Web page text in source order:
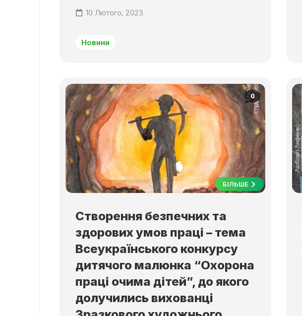
10 Лютого, 2023
Новини
0
БІЛЬШЕ
Створення безпечних та
здорових умов праці – тема
Всеукраїнського конкурсу
дитячого малюнка “Охорона
праці очима дітей”, до якого
долучились вихованці